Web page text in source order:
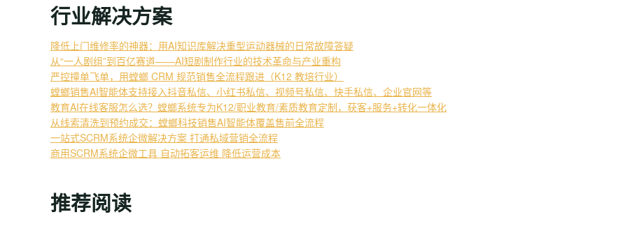
行业解决方案
降低上门维修率的神器：用AI知识库解决重型运动器械的日常故障答疑
从“一人剧组”到百亿赛道——AI短剧制作行业的技术革命与产业重构
严控撞单飞单，用螳螂 CRM 规范销售全流程跟进（K12 教培行业）
螳螂销售AI智能体支持接入抖音私信、小红书私信、视频号私信、快手私信、企业官网等
教育AI在线客服怎么选？螳螂系统专为K12/职业教育/素质教育定制，获客+服务+转化一体化
从线索清洗到预约成交：螳螂科技销售AI智能体覆盖售前全流程
一站式SCRM系统企微解决方案 打通私域营销全流程
商用SCRM系统企微工具 自动拓客运维 降低运营成本
推荐阅读